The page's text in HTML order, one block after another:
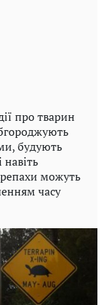
про тварин
будують
можуть
часу